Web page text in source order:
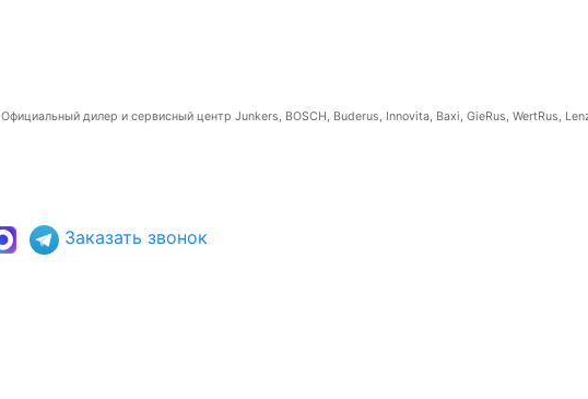
Официальный дилер и сервисный центр Junkers, BOSCH, Buderus, Innovita, Baxi, GieRus, WertRus,
Заказать звонок